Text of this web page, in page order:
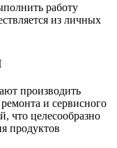
работу
из личных
производить
и сервисного
что целесообразно
продуктов